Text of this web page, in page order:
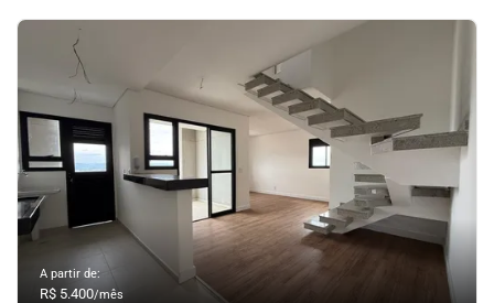
A partir de:
R$ 5.400/mês